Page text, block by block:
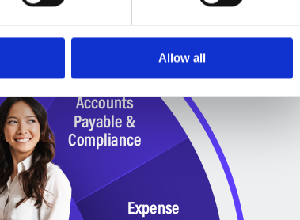
Allow all